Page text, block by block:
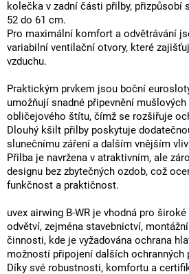
kolečka v zadní části přilby, přizpůsobí
52 do 61 cm.
Pro maximální komfort a odvětrávání
variabilní ventilační otvory, které
vzduchu.
Praktickým prvkem jsou boční
umožňují snadné připevnění
obličejového štítu, čímž se rozšiřuje
Dlouhý kšilt přilby poskytuje
slunečnímu záření a dalším vnějším
Přilba je navržena v atraktivním, ale
designu bez zbytečných ozdob, což
funkčnost a praktičnost.
uvex airwing B-WR je vhodná pro
odvětví, zejména stavebnictví,
činnosti, kde je vyžadována ochrana
možností připojení dalších ochranných
Díky své robustnosti, komfortu a